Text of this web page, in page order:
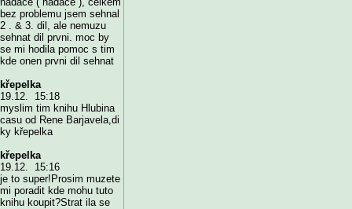
bez problemu jsem sehnal
2 . & 3. dil, ale nemuzu
sehnat dil prvni. moc by
se mi hodila pomoc s tim
kde onen prvni dil sehnat
křepelka
19.12. 15:18
myslim tim knihu Hlubina
casu od Rene Barjavela,di
ky křepelka
křepelka
19.12. 15:16
je to super!Prosim muzete
mi poradit kde mohu tuto
knihu koupit?Strat ila se